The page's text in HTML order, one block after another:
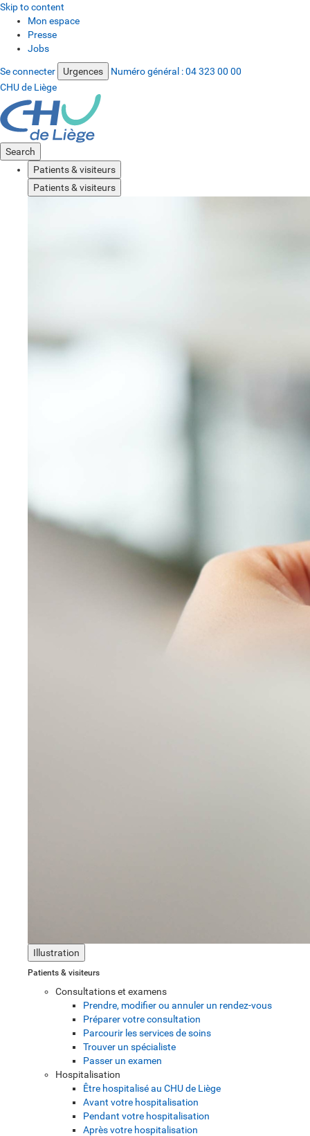
Skip to content
Mon espace
Presse
Jobs
Se connecter Urgences Numéro général :04 323 00 00
CHU de Liège
Search
Patients & visiteurs
Patients & visiteurs
Illustration
Patients & visiteurs
Consultations et examens
Prendre, modifier ou annuler un rendez-vous
Préparer votre consultation
Parcourir les services de soins
Trouver un spécialiste
Passer un examen
Hospitalisation
Être hospitalisé au CHU de Liège
Avant votre hospitalisation
Pendant votre hospitalisation
Après votre hospitalisation